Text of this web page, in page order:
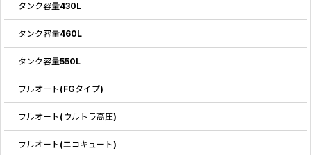
タンク容量430L
タンク容量460L
タンク容量550L
フルオート(FGタイプ)
フルオート(ウルトラ高圧)
フルオート(エコキュート)